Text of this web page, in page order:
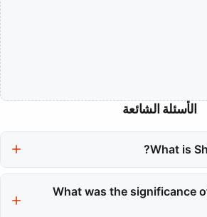
الأسئلة الشائعة
What is
Hindi, Telugu, and Tamil cinema. Her
a unique vocal texture and the ability
What was the significance